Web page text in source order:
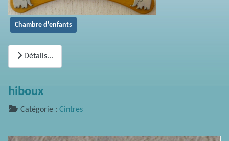
Chambre d'enfants
Détails...
hiboux
Catégorie : Cintres